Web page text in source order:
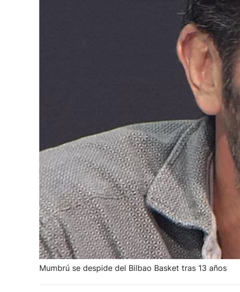
Mumbrú se despide del Bilbao Basket tras 13 años